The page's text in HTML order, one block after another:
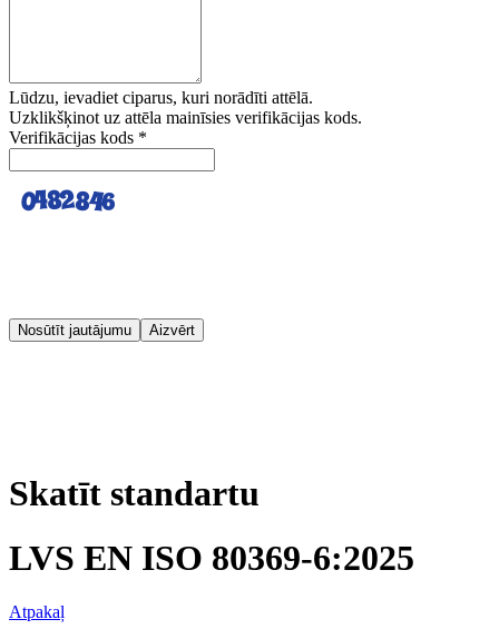
Lūdzu, ievadiet ciparus, kuri norādīti attēlā.
Uzklikšķinot uz attēla mainīsies verifikācijas kods.
Verifikācijas kods *
Nosūtīt jautājumu Aizvērt
Skatīt standartu
LVS EN ISO 80369-6:2025
Atpakaļ